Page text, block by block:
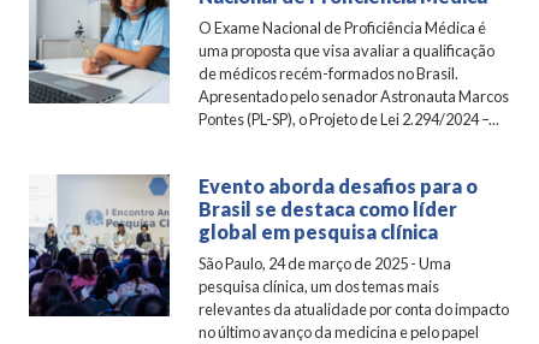
O Exame Nacional de Proficiência Médica é
uma proposta que visa avaliar a qualificação
de médicos recém-formados no Brasil.
Apresentado pelo senador Astronauta Marcos
Pontes (PL-SP), o Projeto de Lei 2.294/2024 –...
Evento aborda desafios para o
Brasil se destaca como líder
global em pesquisa clínica
São Paulo, 24 de março de 2025 - Uma
pesquisa clínica, um dos temas mais
relevantes da atualidade por conta do impacto
no último avanço da medicina e pelo papel